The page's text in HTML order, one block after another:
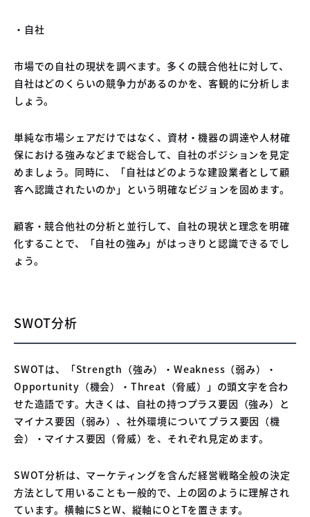
・自社
市場での自社の現状を調べます。多くの競合他社に対して、
自社はどのくらいの競争力があるのかを、客観的に分析しま
しょう。
単純な市場シェアだけではなく、資材・機器の調達や人材確
保における強みなどまで総合して、自社のポジションを見定
めましょう。同時に、「自社はどのような建設業者として顧
客へ認識されたいのか」という明確なビジョンを固めます。
顧客・競合他社の分析と並行して、自社の現状と理念を明確
化することで、「自社の強み」がはっきりと認識できるでし
ょう。
SWOT分析
SWOTは、「Strength（強み）・Weakness（弱み）・
Opportunity（機会）・Threat（脅威）」の頭文字を合わ
せた造語です。大きくは、自社の持つプラス要因（強み）と
マイナス要因（弱み）、社外環境についてプラス要因（機
会）・マイナス要因（脅威）を、それぞれ見定めます。
SWOT分析は、マーケティングを含んだ経営戦略全般の決定
方法として用いることも一般的で、上の図のように理解され
ています。横軸にSとW、縦軸にOとTを置きます。